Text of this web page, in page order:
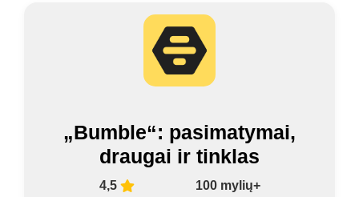
„Bumble“: pasimatymai,
draugai ir tinklas
4,5 100 mylių+